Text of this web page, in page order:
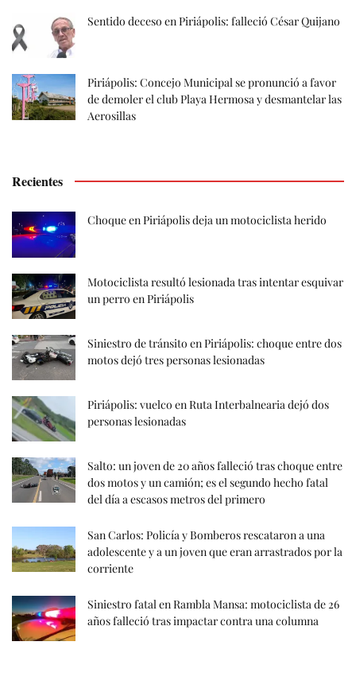
Sentido deceso en Piriápolis: falleció César Quijano
Piriápolis: Concejo Municipal se pronunció a favor
de demoler el club Playa Hermosa y desmantelar las
Aerosillas
Recientes
Choque en Piriápolis deja un motociclista herido
Motociclista resultó lesionada tras intentar esquivar
un perro en Piriápolis
Siniestro de tránsito en Piriápolis: choque entre dos
motos dejó tres personas lesionadas
Piriápolis: vuelco en Ruta Interbalnearia dejó dos
personas lesionadas
Salto: un joven de 20 años falleció tras choque entre
dos motos y un camión; es el segundo hecho fatal
del día a escasos metros del primero
San Carlos: Policía y Bomberos rescataron a una
adolescente y a un joven que eran arrastrados por la
corriente
Siniestro fatal en Rambla Mansa: motociclista de 26
años falleció tras impactar contra una columna